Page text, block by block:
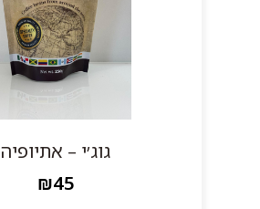
גוג׳י – אתיופיה
₪45